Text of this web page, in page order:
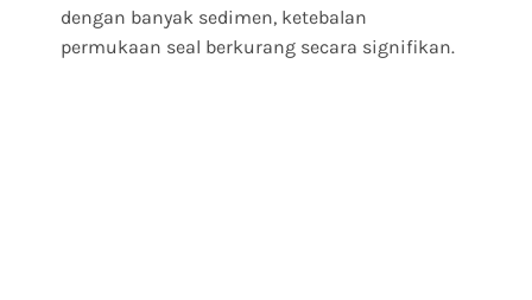
dengan banyak sedimen, ketebalan
permukaan seal berkurang secara signifikan.